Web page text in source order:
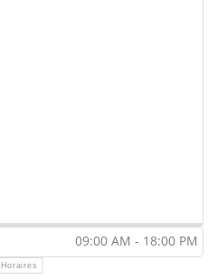
09:00 AM - 18:00 PM
Horaires